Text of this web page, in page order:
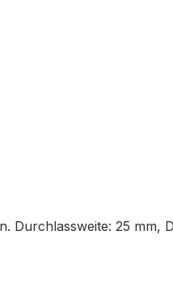
Durchlassweite: 25 mm,